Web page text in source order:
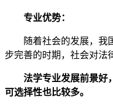
专业优势：
随着社会的发展，我
步完善的时期，社会对法
法学专业发展前景好
可选择性也比较多。